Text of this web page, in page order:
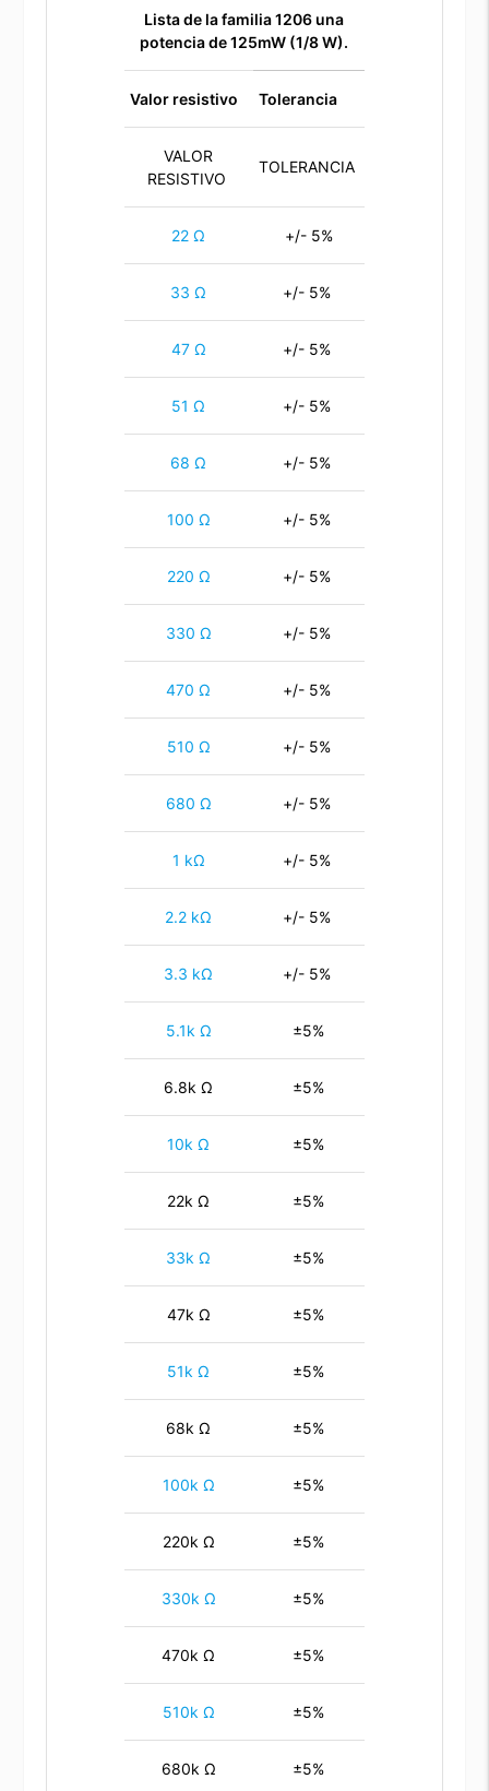
Lista de la familia 1206 una
potencia de 125mW (1/8 W).
Valor resistivo Tolerancia
VALOR
RESISTIVO
TOLERANCIA
22 Ω +/- 5%
33 Ω +/- 5%
47 Ω +/- 5%
51 Ω +/- 5%
68 Ω +/- 5%
100 Ω +/- 5%
220 Ω +/- 5%
330 Ω +/- 5%
470 Ω +/- 5%
510 Ω +/- 5%
680 Ω +/- 5%
1 kΩ +/- 5%
2.2 kΩ +/- 5%
3.3 kΩ +/- 5%
5.1k Ω ±5%
6.8k Ω ±5%
10k Ω ±5%
22k Ω ±5%
33k Ω ±5%
47k Ω ±5%
51k Ω ±5%
68k Ω ±5%
100k Ω ±5%
220k Ω ±5%
330k Ω ±5%
470k Ω ±5%
510k Ω ±5%
680k Ω ±5%